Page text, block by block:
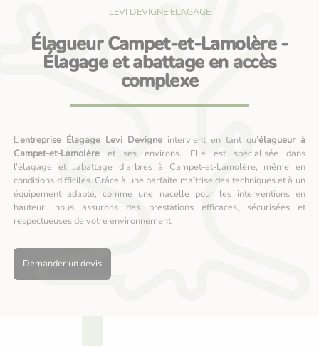
LEVI DEVIGNE ELAGAGE
Élagueur Campet-et-Lamolère -
Élagage et abattage en accès
complexe
L’entreprise Élagage Levi Devigne intervient en tant qu’élagueur à
Campet-et-Lamolère et ses environs. Elle est spécialisée dans
l’élagage et l’abattage d’arbres à Campet-et-Lamolère, même en
conditions difficiles. Grâce à une parfaite maîtrise des techniques et à un
équipement adapté, comme une nacelle pour les interventions en
hauteur, nous assurons des prestations efficaces, sécurisées et
respectueuses de votre environnement.
Demander un devis